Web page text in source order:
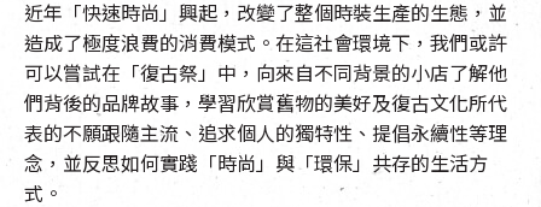
近年「快速時尚」興起，改變了整個時裝生產的生態，並
造成了極度浪費的消費模式。在這社會環境下，我們或許
可以嘗試在「復古祭」中，向來自不同背景的小店了解他
們背後的品牌故事，學習欣賞舊物的美好及復古文化所代
表的不願跟隨主流、追求個人的獨特性、提倡永續性等理
念，並反思如何實踐「時尚」與「環保」共存的生活方
式。